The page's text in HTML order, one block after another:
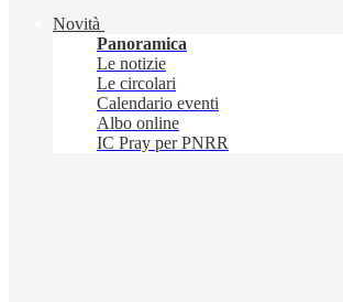
Novità
Panoramica
Le notizie
Le circolari
Calendario eventi
Albo online
IC Pray per PNRR